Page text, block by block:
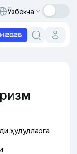
Ўзбекча
ҳудудларга